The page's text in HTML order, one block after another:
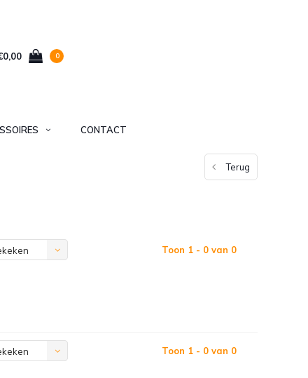
0
CONTACT
Terug
Toon 1 - 0 van 0
Toon 1 - 0 van 0